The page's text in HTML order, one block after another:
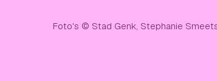
Foto's © Stad Genk, Stephanie